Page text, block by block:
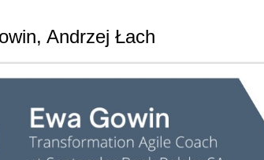
Andrzej Łach